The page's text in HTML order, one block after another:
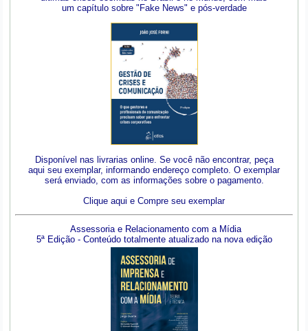
um capítulo sobre "Fake News" e pós-verdade
Disponível nas livrarias online. Se você não encontrar, peça
aqui seu exemplar, informando endereço completo. O exemplar
será enviado, com as informações sobre o pagamento.
Clique aqui e Compre seu exemplar
Assessoria e Relacionamento com a Mídia
5ª Edição - Conteúdo totalmente atualizado na nova edição